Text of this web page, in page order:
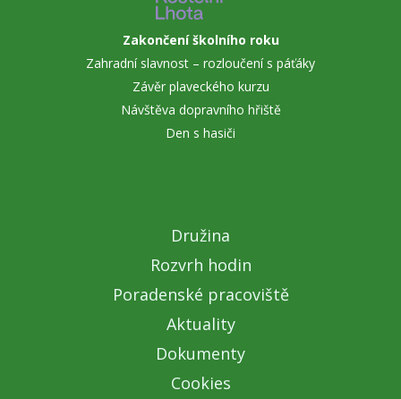
Zakončení školního roku
Zahradní slavnost – rozloučení s páťáky
Závěr plaveckého kurzu
Návštěva dopravního hřiště
Den s hasiči
Družina
Rozvrh hodin
Poradenské pracoviště
Aktuality
Dokumenty
Cookies